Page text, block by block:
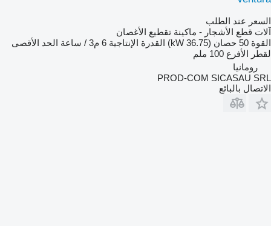
السعر عند الطلب
آلات قطع الأشجار - ماكينة تقطيع الأغصان
القوة 50 حصان (36.75 kW) القدرة الإنتاجية 6 م3 / ساعة
الحد الأقصى
لقطر الأفرع 100 ملم
رومانيا
PROD-COM SICASAU SRL
الاتصال بالبائع